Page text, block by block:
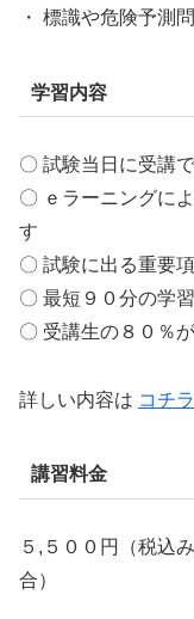
・ 標識や危険予測
学習内容
〇 試験当日に受講
〇 ｅラーニングに
す
〇 試験に出る重要
〇 最短９０分の学
〇 受講生の８０％
詳しい内容は コチラ
講習料金
５,５００円（税込
合）